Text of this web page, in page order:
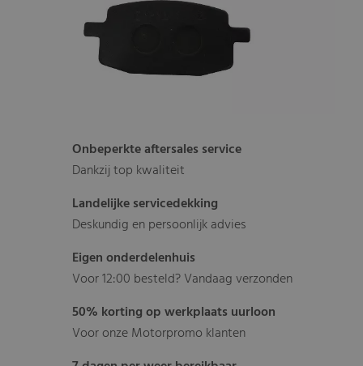
Onbeperkte aftersales service
Dankzij top kwaliteit
Landelijke servicedekking
Deskundig en persoonlijk advies
Eigen onderdelenhuis
Voor 12:00 besteld? Vandaag verzonden
50% korting op werkplaats uurloon
Voor onze Motorpromo klanten